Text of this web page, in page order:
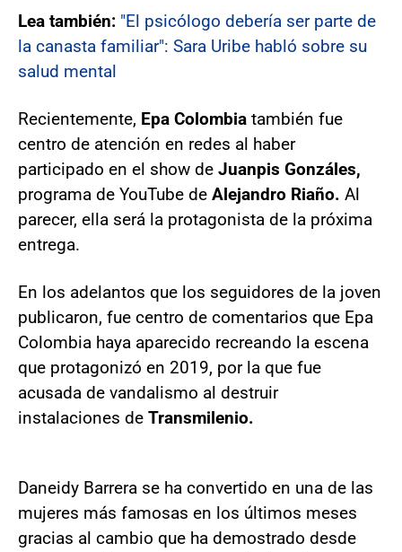
Lea también: "El psicólogo debería ser parte de
la canasta familiar": Sara Uribe habló sobre su
salud mental
Recientemente, Epa Colombia también fue
centro de atención en redes al haber
participado en el show de Juanpis Gonzáles,
programa de YouTube de Alejandro Riaño. Al
parecer, ella será la protagonista de la próxima
entrega.
En los adelantos que los seguidores de la joven
publicaron, fue centro de comentarios que Epa
Colombia haya aparecido recreando la escena
que protagonizó en 2019, por la que fue
acusada de vandalismo al destruir
instalaciones de Transmilenio.
Daneidy Barrera se ha convertido en una de las
mujeres más famosas en los últimos meses
gracias al cambio que ha demostrado desde